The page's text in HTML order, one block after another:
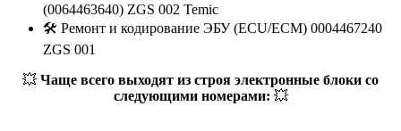
(0064463640) ZGS 002 Temic
🛠️ Ремонт и кодирование ЭБУ (ECU/ECM) 0004467240
ZGS 001
💥 Чаще всего выходят из строя электронные блоки со
следующими номерами: 💥